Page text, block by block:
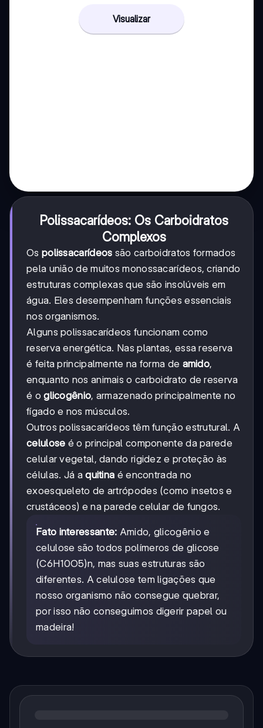
Visualizar
Polissacarídeos: Os Carboidratos
Complexos
Os polissacarídeos são carboidratos formados
pela união de muitos monossacarídeos, criando
estruturas complexas que são insolúveis em
água. Eles desempenham funções essenciais
nos organismos.
Alguns polissacarídeos funcionam como
reserva energética. Nas plantas, essa reserva
é feita principalmente na forma de amido,
enquanto nos animais o carboidrato de reserva
é oglicogênio, armazenado principalmente no
fígado e nos músculos.
Outros polissacarídeos têm função estrutural. A
celulose é o principal componente da parede
celular vegetal, dando rigidez e proteção às
células. Já aquitina é encontrada no
exoesqueleto de artrópodes (como insetos e
crustáceos) e na parede celular de fungos.
Fato interessante: Amido, glicogênio e
celulose são todos polímeros de glicose
(C6H10O5)n, mas suas estruturas são
diferentes. A celulose tem ligações que
nosso organismo não consegue quebrar,
por isso não conseguimos digerir papel ou
madeira!